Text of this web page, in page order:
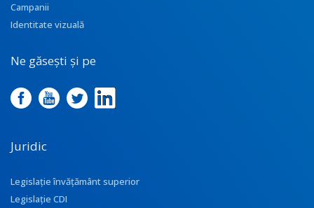
Campanii
Identitate vizuală
Ne găsești și pe
Juridic
Legislație învățământ superior
Legislație CDI